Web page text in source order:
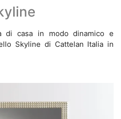
di casa in modo dinamico e
Skyline di Cattelan Italia in